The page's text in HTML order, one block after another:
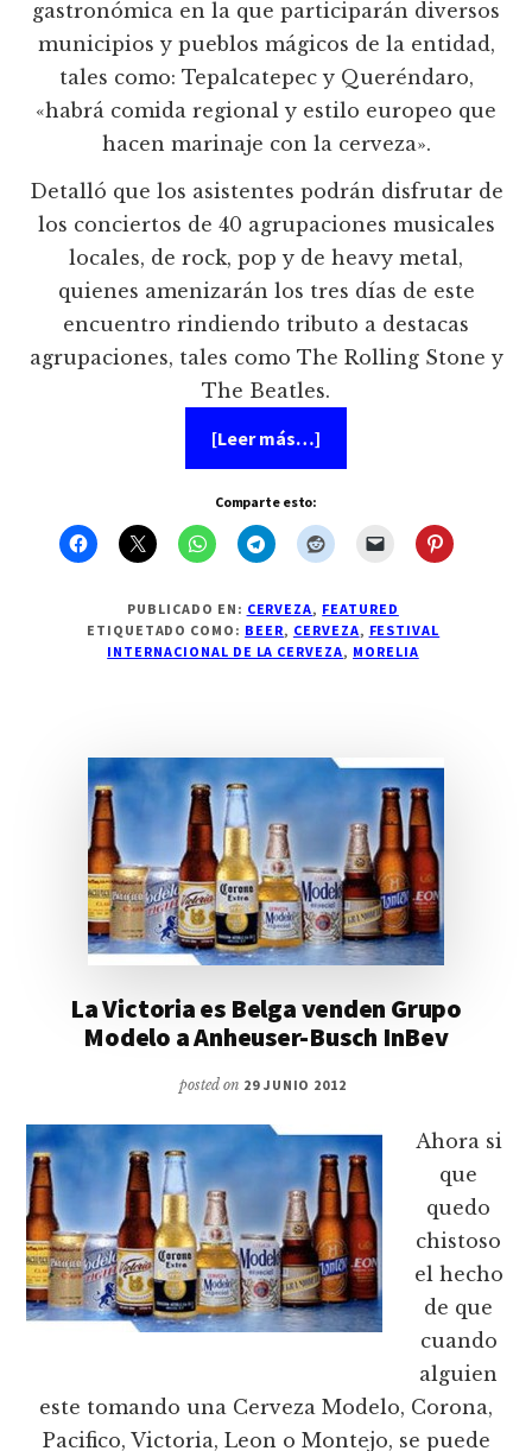
gastronómica en la que participarán diversos
municipios y pueblos mágicos de la entidad,
tales como: Tepalcatepec y Queréndaro,
«habrá comida regional y estilo europeo que
hacen marinaje con la cerveza».
Detalló que los asistentes podrán disfrutar de
los conciertos de 40 agrupaciones musicales
locales, de rock, pop y de heavy metal,
quienes amenizarán los tres días de este
encuentro rindiendo tributo a destacas
agrupaciones, tales como The Rolling Stone y
The Beatles.
[Leer más…]
3er
de
la
Cerveza
Comparte esto:
PUBLICADO EN: CERVEZA, FEATURED
ETIQUETADO COMO: BEER, CERVEZA, FESTIVAL
INTERNACIONAL DE LA CERVEZA, MORELIA
La Victoria es Belga venden Grupo
Modelo a Anheuser-Busch InBev
posted on 29 JUNIO 2012
Ahora si
que
quedo
chistoso
el hecho
de que
cuando
alguien
este tomando una Cerveza Modelo, Corona,
Pacifico, Victoria, Leon o Montejo, se puede